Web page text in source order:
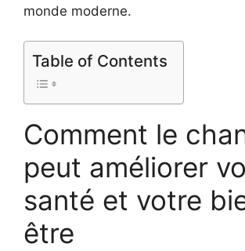
monde moderne.
Table of Contents
Comment le
peut améliorer
santé et votre
être